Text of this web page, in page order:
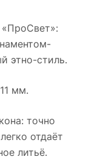
этно-стиль.
мм.
точно
отдаёт
литьё.